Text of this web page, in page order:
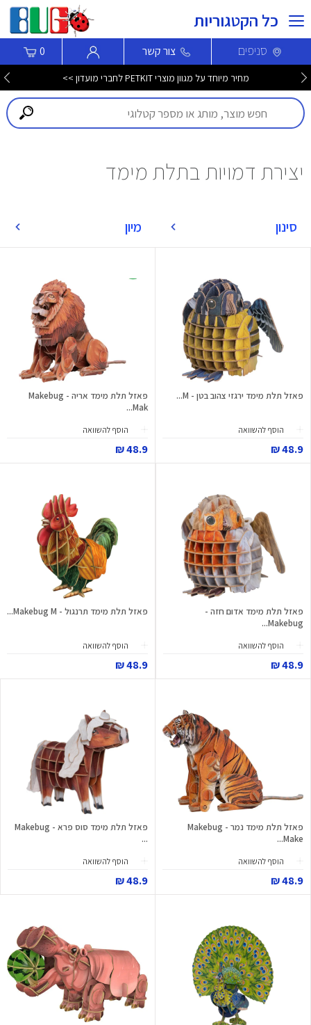
כל הקטגוריות
סניפים צור קשר 0
מחיר מיוחד על מגוון מוצרי PETKIT לחברי מועדון >>
יצירת דמויות בתלת מימד
סינון מיון
פאזל תלת מימד ירגזי צהוב בטן - M...
הוסף להשוואה
48.9 ₪
פאזל תלת מימד אריה - Makebug
Mak...
הוסף להשוואה
48.9 ₪
פאזל תלת מימד אדום חזה -
Makebug...
הוסף להשוואה
48.9 ₪
פאזל תלת מימד תרנגול - Makebug M...
הוסף להשוואה
48.9 ₪
פאזל תלת מימד נמר - Makebug
Make...
הוסף להשוואה
48.9 ₪
פאזל תלת מימד סוס פרא - Makebug
...
הוסף להשוואה
48.9 ₪